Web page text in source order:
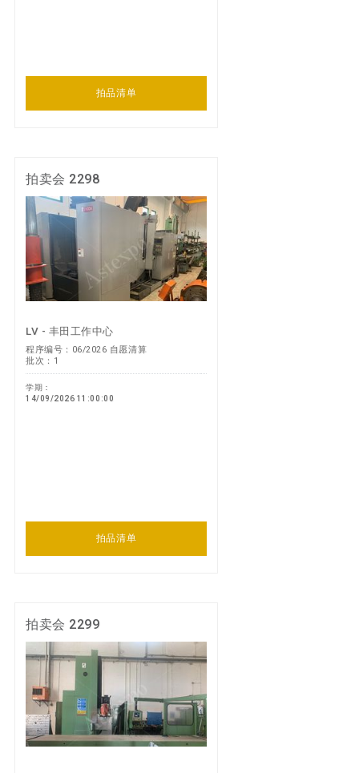
拍品清单
拍卖会 2298
LV - 丰田工作中心
程序编号：06/2026 自愿清算
批次：1
学期：
14/09/2026 11:00:00
拍品清单
拍卖会 2299